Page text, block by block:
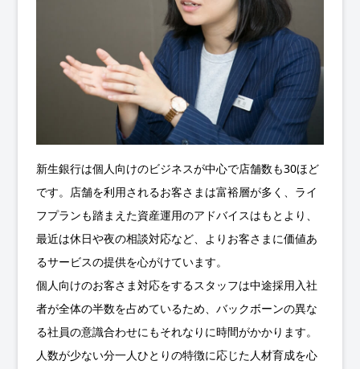
新生銀行は個人向けのビジネスが中心で店舗数も30ほど
です。店舗を利用されるお客さまは富裕層が多く、ライ
フプランも踏まえた資産運用のアドバイスはもとより、
最近は休日や夜の相談対応など、よりお客さまに価値あ
るサービスの提供を心がけています。
個人向けのお客さま対応をするスタッフは中途採用入社
者が全体の半数を占めているため、バックボーンの異な
る社員の意識合わせにもそれなりに時間がかかります。
人数が少ない分一人ひとりの特徴に応じた人材育成を心